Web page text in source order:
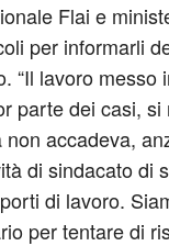
Flai e
per informarli
“Il lavoro messo
parte dei casi, si
accadeva,
di sindacato di
di lavoro.
per tentare di